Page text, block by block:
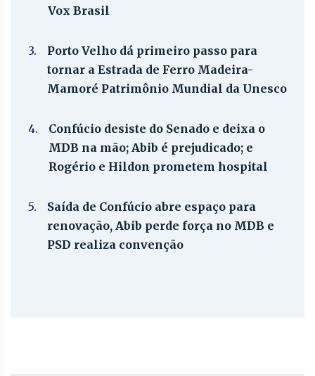
Vox Brasil
3.
Porto Velho dá primeiro passo para
tornar a Estrada de Ferro Madeira-
Mamoré Patrimônio Mundial da Unesco
4.
Confúcio desiste do Senado e deixa o
MDB na mão; Abib é prejudicado; e
Rogério e Hildon prometem hospital
5.
Saída de Confúcio abre espaço para
renovação, Abib perde força no MDB e
PSD realiza convenção